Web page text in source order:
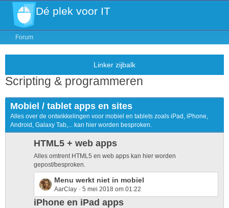
Dé plek voor IT
Forum
Scripting & programmeren
Mobiel / tablet apps en sites
Alles over de ontwikkelingen voor mobiel en tablets zoals iPad, iPhone,
Android, Galaxy Tab,... kan hier worden besproken.
HTML5 + web apps
Alles omtrent HTML5 en web apps kan hier worden
gepost/besproken.
L
a
s
Menu werkt niet in mobiel
AarClay 5 mei 2018 om 01:22
iPhone en iPad apps